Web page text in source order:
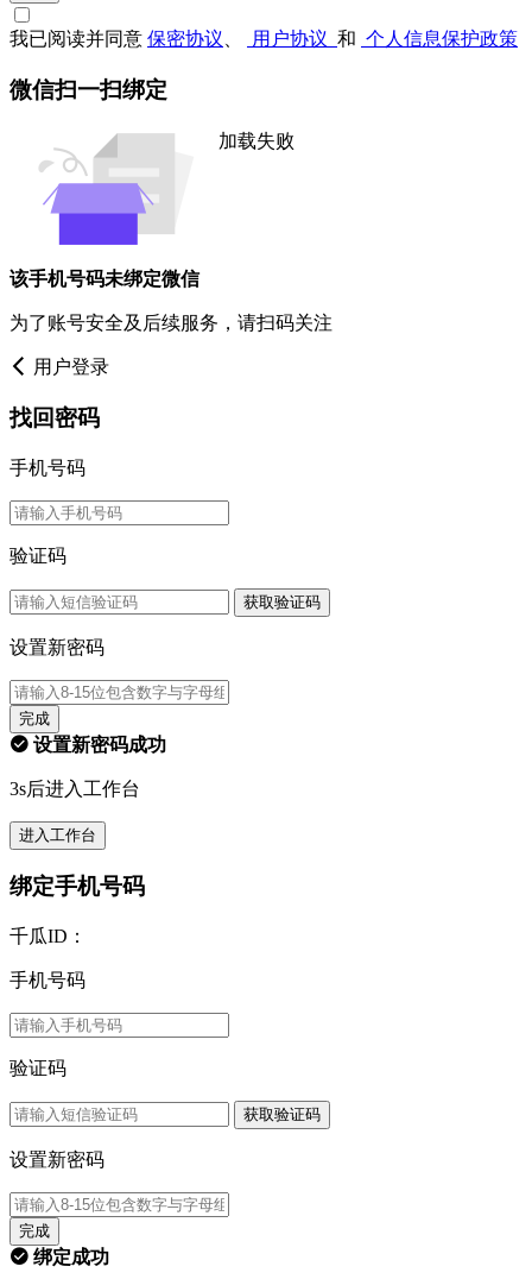
我已阅读并同意 保密协议 用户协议 和 个人信息保护政策
微信扫一扫绑定
加载失败
该手机号码未绑定微信
为了账号安全及后续服务，请扫码关注
用户登录
找回密码
手机号码
验证码
获取验证码
设置新密码
完成
设置新密码成功
3s后进入工作台
进入工作台
绑定手机号码
千瓜ID：
手机号码
验证码
获取验证码
设置新密码
完成
绑定成功